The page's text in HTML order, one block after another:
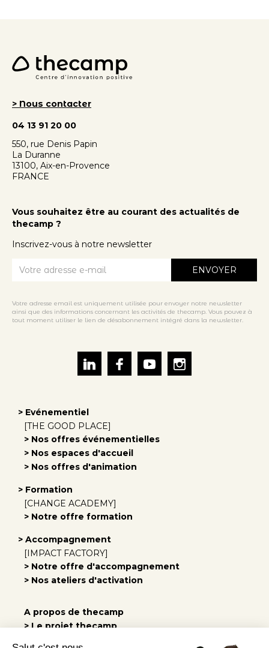
> Evénementiel
[THE GOOD PLACE]
> Nos offres événementielles
> Nos espaces d'accueil
> Nos offres d'animation
> Formation
[CHANGE ACADEMY]
> Notre offre formation
> Accompagnement
[IMPACT FACTORY]
> Notre offre d'accompagnement
> Nos ateliers d'activation
A propos de thecamp
> Le projet thecamp
Vous souhaitez être au courant des actualités de
thecamp ?
Inscrivez-vous à notre newsletter
Votre adresse email est uniquement utilisée pour envoyer notre newsletter
ainsi que des informations concernant les activités de thecamp. Vous pouvez à
tout moment utiliser le lien de désabonnement intégré dans la newsletter.
> Nous contacter
04 13 91 20 00
550, rue Denis Papin
La Duranne
13100, Aix-en-Provence
FRANCE